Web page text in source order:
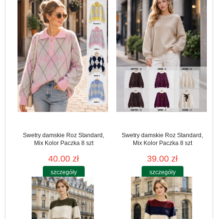
Swetry damskie Roz Standard,
Mix Kolor Paczka 8 szt
40.00 zł
szczegóły
Swetry damskie Roz Standard,
Mix Kolor Paczka 8 szt
39.00 zł
szczegóły